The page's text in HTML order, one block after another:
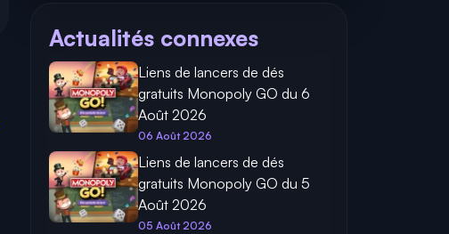
Actualités connexes
Liens de lancers de dés
gratuits Monopoly GO du 6
Août 2026
06 Août 2026
Liens de lancers de dés
gratuits Monopoly GO du 5
Août 2026
05 Août 2026